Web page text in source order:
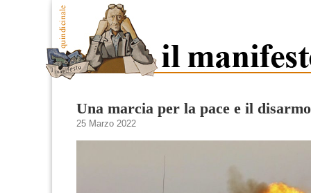
Una marcia per la pace e il disarmo
25 Marzo 2022